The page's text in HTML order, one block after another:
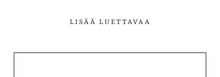
LISÄÄ LUETTAVAA